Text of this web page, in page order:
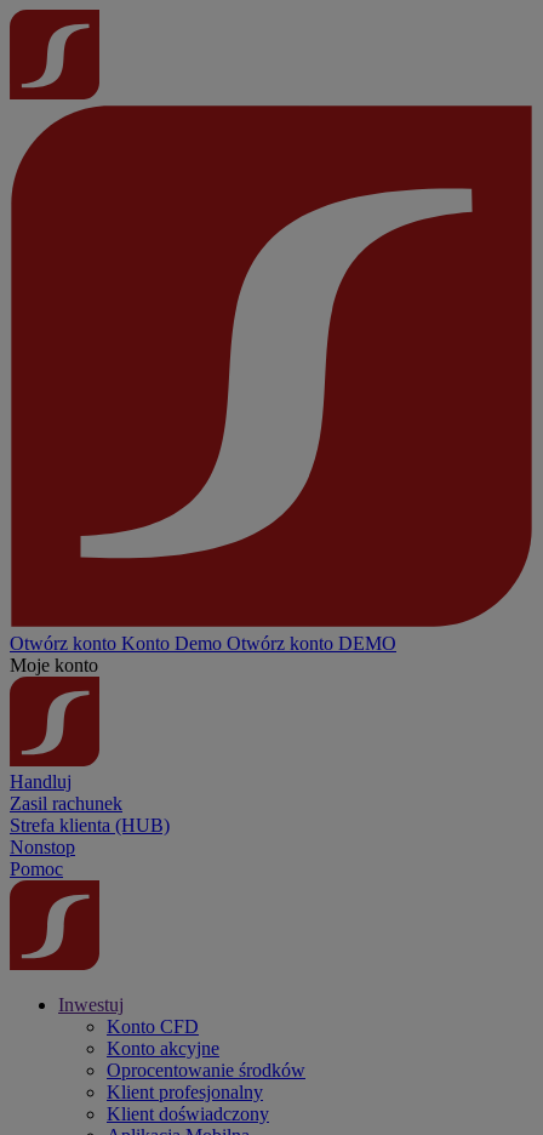
Otwórz konto Konto Demo Otwórz konto DEMO
Moje konto
Handluj
Zasil rachunek
Strefa klienta (HUB)
Nonstop
Pomoc
Inwestuj
Konto CFD
Konto akcyjne
Oprocentowanie środków
Klient profesjonalny
Klient doświadczony